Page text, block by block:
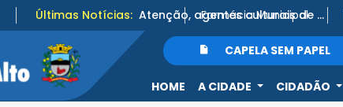
Últimas Notícias: Atenção, agentes culturais de Capela do Alto! 🎭
Farmácia Municipal
CAPELA SEM PAPEL
HOME A CIDADE CIDADÃO